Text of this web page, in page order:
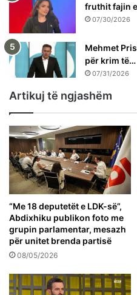
fruthit fajin
07/30/2026
Mehmet
për krim të…
07/31/2026
Artikuj të ngjashëm
“Me 18 deputetët e LDK-së”,
Abdixhiku publikon foto me
grupin parlamentar, mesazh
për unitet brenda partisë
08/05/2026